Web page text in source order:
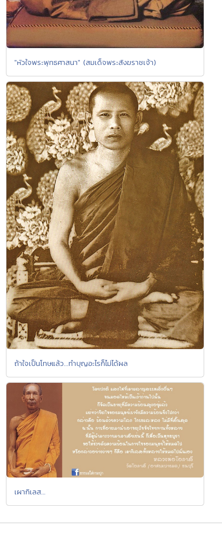
"หัวใจพระพุทธศาสนา" (สมเด็จพระสังฆราชเจ้า)
ถ้าใจเป็นโทษแล้ว...ทำบุญอะไรก็ไม่ได้ผล
เผากิเลส...